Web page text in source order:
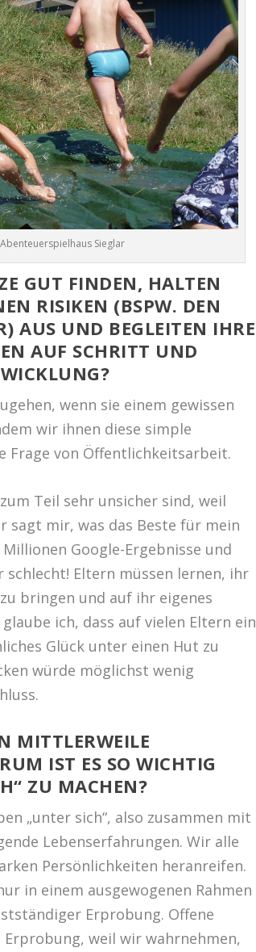
Sieglar
GUT FINDEN, HALTEN
RISIKEN (BSPW. DEN
AUS UND BEGLEITEN IHRE
AUF SCHRITT UND
wenn sie einem gewissen
wir ihnen diese simple
Frage von Öffentlichkeitsarbeit.
Teil sehr unsicher sind, weil
sagt mir, was das Beste für mein
Google-Ergebnisse und
Eltern müssen lernen, ihr
bringen und auf ihr eigenes
ich, dass auf vielen Eltern ein
Glück unter einen Hut zu
würde möglichst wenig
MITTLERWEILE
IST ES SO WICHTIG
ZU MACHEN?
„unter sich“, also zusammen mit
Lebenserfahrungen. Wir alle
Persönlichkeiten heranreifen.
in einem ausgewogenen Rahmen
Erprobung. Offene
weil wir wahrnehmen,